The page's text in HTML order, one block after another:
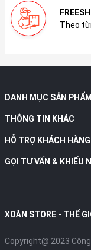
Theo
DANH MỤC SẢN PHẨM
THÔNG TIN KHÁC
HỖ TRỢ KHÁCH HÀNG
GỌI TƯ VẤN & KHIẾU
XOĂN STORE - THẾ
Copyright@ 2023